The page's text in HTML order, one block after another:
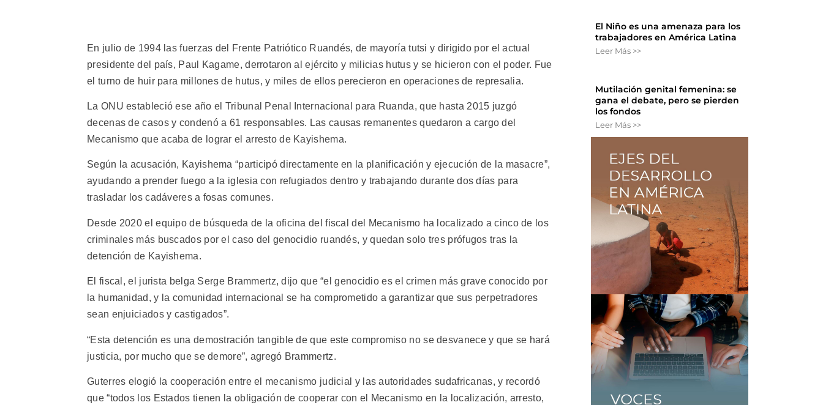
En julio de 1994 las fuerzas del Frente Patriótico Ruandés, de mayoría tutsi y dirigido por el actual
presidente del país, Paul Kagame, derrotaron al ejército y milicias hutus y se hicieron con el poder. Fue
el turno de huir para millones de hutus, y miles de ellos perecieron en operaciones de represalia.
La ONU estableció ese año el Tribunal Penal Internacional para Ruanda, que hasta 2015 juzgó
decenas de casos y condenó a 61 responsables. Las causas remanentes quedaron a cargo del
Mecanismo que acaba de lograr el arresto de Kayishema.
Según la acusación, Kayishema “participó directamente en la planificación y ejecución de la masacre”,
ayudando a prender fuego a la iglesia con refugiados dentro y trabajando durante dos días para
trasladar los cadáveres a fosas comunes.
Desde 2020 el equipo de búsqueda de la oficina del fiscal del Mecanismo ha localizado a cinco de los
criminales más buscados por el caso del genocidio ruandés, y quedan solo tres prófugos tras la
detención de Kayishema.
El fiscal, el jurista belga Serge Brammertz, dijo que “el genocidio es el crimen más grave conocido por
la humanidad, y la comunidad internacional se ha comprometido a garantizar que sus perpetradores
sean enjuiciados y castigados”.
“Esta detención es una demostración tangible de que este compromiso no se desvanece y que se hará
justicia, por mucho que se demore”, agregó Brammertz.
Guterres elogió la cooperación entre el mecanismo judicial y las autoridades sudafricanas, y recordó
que “todos los Estados tienen la obligación de cooperar con el Mecanismo en la localización, arresto,
El Niño es una amenaza para los
trabajadores en América Latina
Leer Más >>
Mutilación genital femenina: se
gana el debate, pero se pierden
los fondos
Leer Más >>